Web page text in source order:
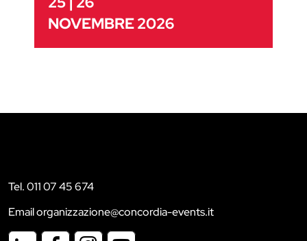
NOVEMBRE 2026
Tel. 011 07 45 674
Email organizzazione@concordia-events.it